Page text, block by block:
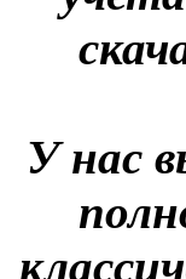
У нас